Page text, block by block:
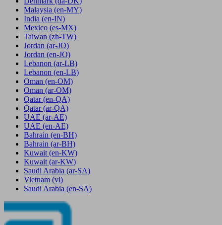
Malaysia (en-MY)
India (en-IN)
Mexico (es-MX)
Taiwan (zh-TW)
Jordan (ar-JO)
Jordan (en-JO)
Lebanon (ar-LB)
Lebanon (en-LB)
Oman (en-OM)
Oman (ar-OM)
Qatar (en-QA)
Qatar (ar-QA)
UAE (ar-AE)
UAE (en-AE)
Bahrain (en-BH)
Bahrain (ar-BH)
Kuwait (en-KW)
Kuwait (ar-KW)
Saudi Arabia (ar-SA)
Vietnam (vi)
Saudi Arabia (en-SA)